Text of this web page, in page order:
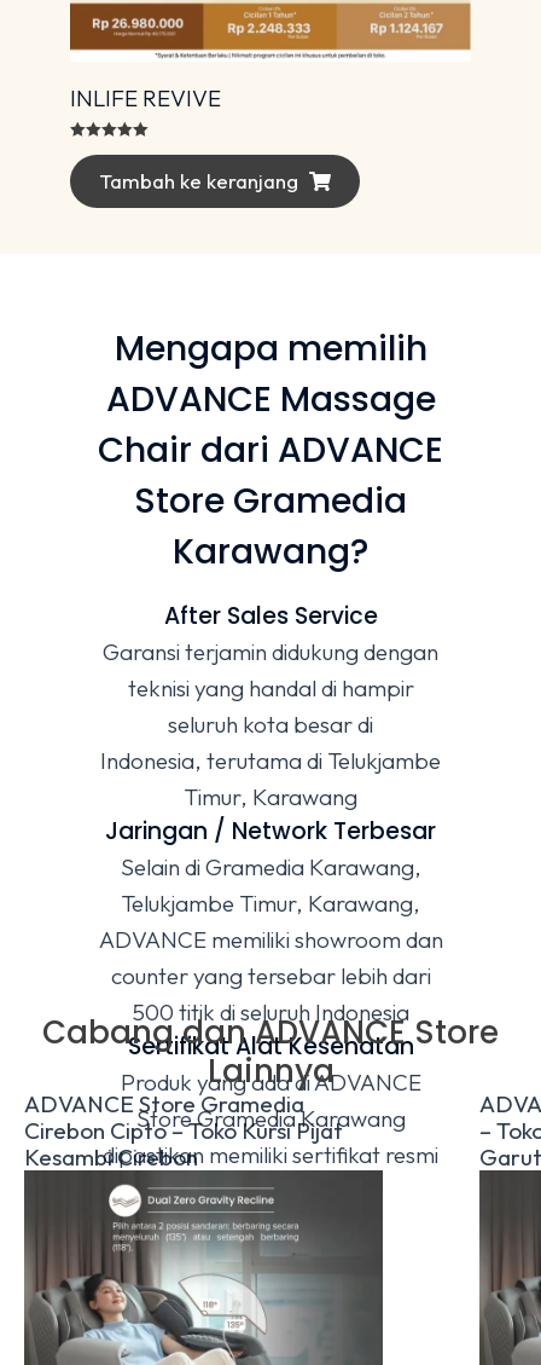
INLIFE REVIVE
dari 5
Tambah ke keranjang
Mengapa memilih
ADVANCE Massage
Chair dari ADVANCE
Store Gramedia
Karawang?
After Sales Service
Garansi terjamin didukung dengan
teknisi yang handal di hampir
seluruh kota besar di
Indonesia, terutama di Telukjambe
Timur, Karawang
Jaringan / Network Terbesar
Selain di Gramedia Karawang,
Telukjambe Timur, Karawang,
ADVANCE memiliki showroom dan
counter yang tersebar lebih dari
500 titik di seluruh Indonesia
Sertifikat Alat Kesehatan
Produk yang ada di ADVANCE
Store Gramedia Karawang
dipastikan memiliki sertifikat resmi
Alat Kesehatan
Cabang dan ADVANCE Store
Lainnya
ADVANCE Store Gramedia
Cirebon Cipto – Toko Kursi Pijat
Kesambi Cirebon
–
Garut